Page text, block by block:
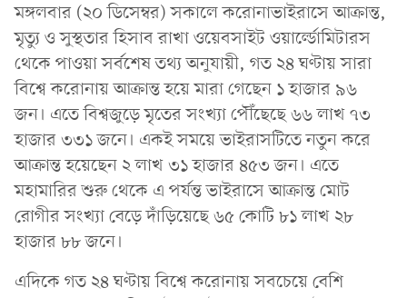
মঙ্গলবার (২০ ডিসেম্বর) সকালে করোনাভাইরাসে আক্রান্ত,
মৃত্যু ও সুস্থতার হিসাব রাখা ওয়েবসাইট ওয়ার্ল্ডোমিটারস
থেকে পাওয়া সর্বশেষ তথ্য অনুযায়ী, গত ২৪ ঘণ্টায় সারা
বিশ্বে করোনায় আক্রান্ত হয়ে মারা গেছেন ১ হাজার ৯৬
জন। এতে বিশ্বজুড়ে মৃতের সংখ্যা পৌঁছেছে ৬৬ লাখ ৭৩
হাজার ৩৩১ জনে। একই সময়ে ভাইরাসটিতে নতুন করে
আক্রান্ত হয়েছেন ২ লাখ ৩১ হাজার ৪৫৩ জন। এতে
মহামারির শুরু থেকে এ পর্যন্ত ভাইরাসে আক্রান্ত মোট
রোগীর সংখ্যা বেড়ে দাঁড়িয়েছে ৬৫ কোটি ৮১ লাখ ২৮
হাজার ৮৮ জনে।
এদিকে গত ২৪ ঘণ্টায় বিশ্বে করোনায় সবচেয়ে বেশি